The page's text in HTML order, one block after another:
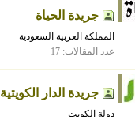
جريدة الحياة
المملكة العربية السعودية
عدد المقالات: 17
جريدة الدار الكويتية
دولة الكويت